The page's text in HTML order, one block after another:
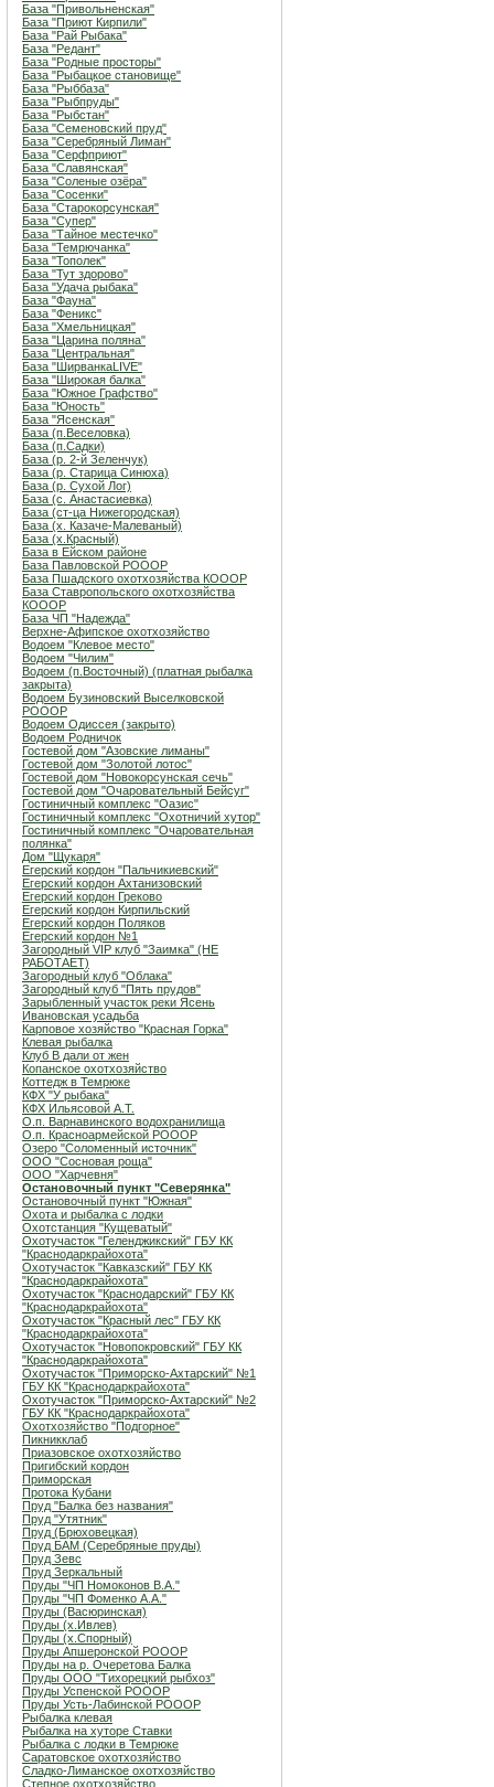
База "Привольненская"
База "Приют Кирпили"
База "Рай Рыбака"
База "Редант"
База "Родные просторы"
База "Рыбацкое становище"
База "Рыббаза"
База "Рыбпруды"
База "Рыбстан"
База "Семеновский пруд"
База "Серебряный Лиман"
База "Серфприют"
База "Славянская"
База "Соленые озёра"
База "Сосенки"
База "Старокорсунская"
База "Супер"
База "Тайное местечко"
База "Темрючанка"
База "Тополек"
База "Тут здорово"
База "Удача рыбака"
База "Фауна"
База "Феникс"
База "Хмельницкая"
База "Царина поляна"
База "Центральная"
База "ШирванкаLIVE"
База "Широкая балка"
База "Южное Графство"
База "Юность"
База "Ясенская"
База (п.Веселовка)
База (п.Садки)
База (р. 2-й Зеленчук)
База (р. Старица Синюха)
База (р. Сухой Лог)
База (с. Анастасиевка)
База (ст-ца Нижегородская)
База (х. Казаче-Малеваный)
База (х.Красный)
База в Ейском районе
База Павловской РОООР
База Пшадского охотхозяйства КОООР
База Ставропольского охотхозяйства
КОООР
База ЧП "Надежда"
Верхне-Афипское охотхозяйство
Водоем "Клевое место"
Водоем "Чилим"
Водоем (п.Восточный) (платная рыбалка
закрыта)
Водоем Бузиновский Выселковской
РОООР
Водоем Одиссея (закрыто)
Водоем Родничок
Гостевой дом "Азовские лиманы"
Гостевой дом "Золотой лотос"
Гостевой дом "Новокорсунская сечь"
Гостевой дом "Очаровательный Бейсуг"
Гостиничный комплекс "Оазис"
Гостиничный комплекс "Охотничий хутор"
Гостиничный комплекс "Очаровательная
полянка"
Дом "Щукаря"
Егерский кордон "Пальчикиевский"
Егерский кордон Ахтанизовский
Егерский кордон Греково
Егерский кордон Кирпильский
Егерский кордон Поляков
Егерский кордон №1
Загородный VIP клуб "Заимка" (НЕ
РАБОТАЕТ)
Загородный клуб "Облака"
Загородный клуб "Пять прудов"
Зарыбленный участок реки Ясень
Ивановская усадьба
Карповое хозяйство "Красная Горка"
Клевая рыбалка
Клуб В дали от жен
Копанское охотхозяйство
Коттедж в Темрюке
КФХ "У рыбака"
КФХ Ильясовой А.Т.
О.п. Варнавинского водохранилища
О.п. Красноармейской РОООР
Озеро "Соломенный источник"
ООО "Сосновая роща"
ООО "Харчевня"
Остановочный пункт "Северянка"
Остановочный пункт "Южная"
Охота и рыбалка с лодки
Охотстанция "Кущеватый"
Охотучасток "Геленджикский" ГБУ КК
"Краснодаркрайохота"
Охотучасток "Кавказский" ГБУ КК
"Краснодаркрайохота"
Охотучасток "Краснодарский" ГБУ КК
"Краснодаркрайохота"
Охотучасток "Красный лес" ГБУ КК
"Краснодаркрайохота"
Охотучасток "Новопокровский" ГБУ КК
"Краснодаркрайохота"
Охотучасток "Приморско-Ахтарский" №1
ГБУ КК "Краснодаркрайохота"
Охотучасток "Приморско-Ахтарский" №2
ГБУ КК "Краснодаркрайохота"
Охотхозяйство "Подгорное"
Пикникклаб
Приазовское охотхозяйство
Пригибский кордон
Приморская
Протока Кубани
Пруд "Балка без названия"
Пруд "Утятник"
Пруд (Брюховецкая)
Пруд БАМ (Серебряные пруды)
Пруд Зевс
Пруд Зеркальный
Пруды "ЧП Номоконов В.А."
Пруды "ЧП Фоменко А.А."
Пруды (Васюринская)
Пруды (х.Ивлев)
Пруды (х.Спорный)
Пруды Апшеронской РОООР
Пруды на р. Очеретова Балка
Пруды ООО "Тихорецкий рыбхоз"
Пруды Успенской РОООР
Пруды Усть-Лабинской РОООР
Рыбалка клевая
Рыбалка на хуторе Ставки
Рыбалка с лодки в Темрюке
Саратовское охотхозяйство
Сладко-Лиманское охотхозяйство
Степное охотхозяйство